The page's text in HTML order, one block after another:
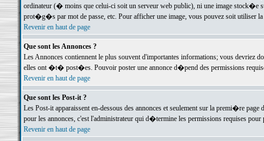
ordinateur (� moins que celui-ci soit un serveur web public), ni une image stock�e
prot�g�s par mot de passe, etc. Pour afficher une image, vous pouvez soit
Revenir en haut de page
Que sont les Annonces ?
Les Annonces contiennent le plus souvent d'importantes informations; vous devriez
elles ont �t� post�es. Pouvoir poster une annonce d�pend des permissions
Revenir en haut de page
Que sont les Post-it ?
Les Post-it apparaissent en-dessous des annonces et seulement sur la premi�re
pour les annonces, c'est l'administrateur qui d�termine les permissions requises pour
Revenir en haut de page